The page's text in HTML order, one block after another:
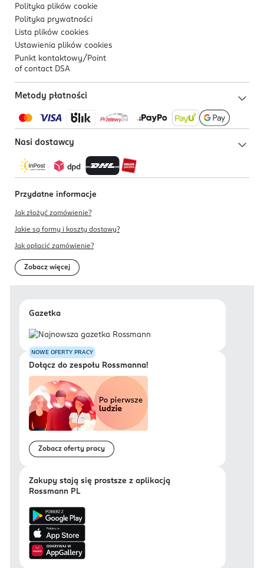
Polityka plików cookie
Polityka prywatności
Lista plików cookies
Ustawienia plików cookies
Punkt kontaktowy/ Point
of contact DSA
Metody płatności
Nasi dostawcy
Przydatne informacje
Jak złożyć zamówienie?
Jakie są formy i koszty dostawy?
Jak opłacić zamówienie?
Zobacz więcej
Gazetka
NOWE OFERTY PRACY
Dołącz do zespołu Rossmanna!
Zobacz oferty pracy
Zakupy stają się prostsze z aplikacją
Rossmann PL